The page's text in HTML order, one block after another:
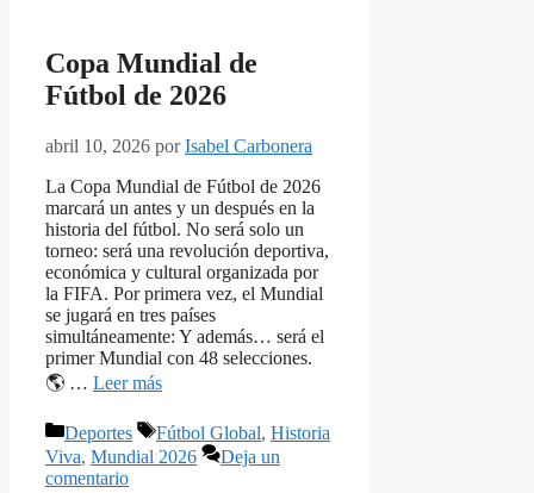
Copa Mundial de
Fútbol de 2026
abril 10, 2026 porIsabel Carbonera
La Copa Mundial de Fútbol de 2026
marcará un antes y un después en la
historia del fútbol. No será solo un
torneo: será una revolución deportiva,
económica y cultural organizada por
la FIFA. Por primera vez, el Mundial
se jugará en tres países
simultáneamente: Y además… será el
primer Mundial con 48 selecciones.
🌎 … Leer más
Categorías
Deportes Etiquetas
Fútbol Global, Historia
Viva, Mundial 2026
Deja un
comentario